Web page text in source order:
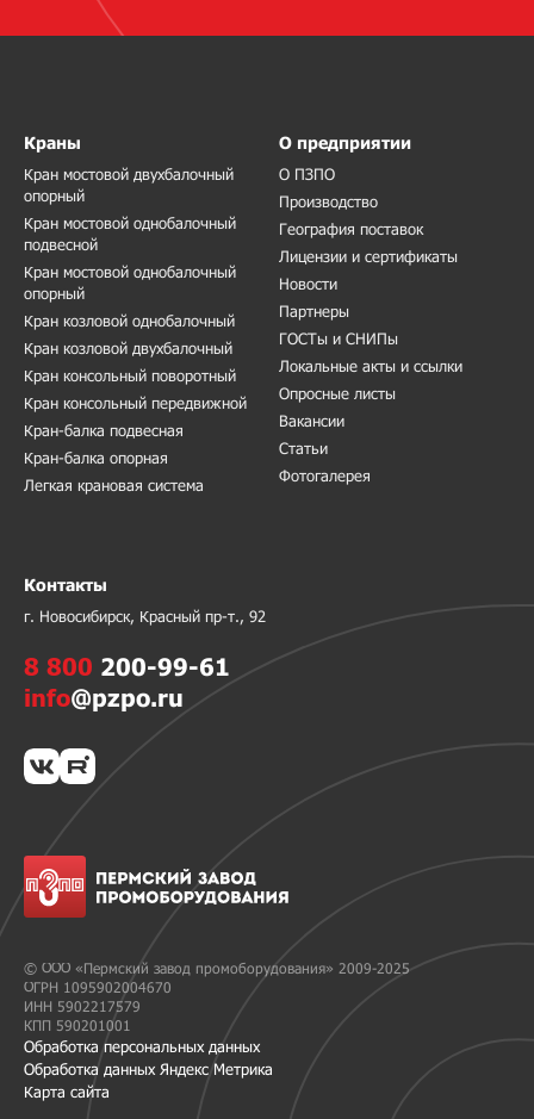
© ООО «Пермский завод промоборудования» 2009-2025
ОГРН 1095902004670
ИНН 5902217579
КПП 590201001
Обработка персональных данных
Обработка данных Яндекс Метрика
Карта сайта
Краны
Кран мостовой двухбалочный
опорный
Кран мостовой однобалочный
подвесной
Кран мостовой однобалочный
опорный
Кран козловой однобалочный
Кран козловой двухбалочный
Кран консольный поворотный
Кран консольный передвижной
Кран-балка подвесная
Кран-балка опорная
Легкая крановая система
О предприятии
О ПЗПО
Производство
География поставок
Лицензии и сертификаты
Новости
Партнеры
ГОСТы и СНИПы
Локальные акты и ссылки
Опросные листы
Вакансии
Статьи
Фотогалерея
Контакты
г. Новосибирск, Красный пр-т., 92
8 800 200-99-61
info@pzpo.ru